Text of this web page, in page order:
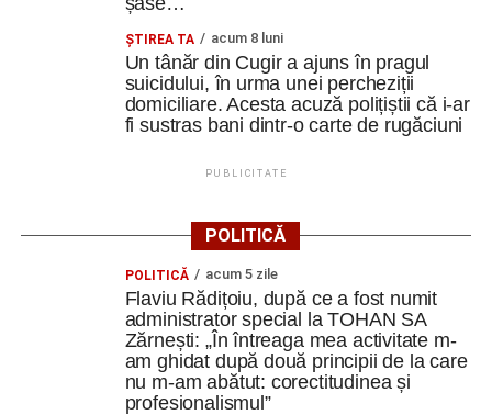
Lăzărescu” Cugir
„Roș-albaștrii”, o nouă victorie în meciurile de
pregătire: Metalurgistul Cugir – FC Inter Sibiu 1-0
ȘTIREA TA acum 8 luni
Un tânăr din Cugir a ajuns în pragul
suicidului, în urma unei percheziții
domiciliare. Acesta acuză polițiștii că i-ar
fi sustras bani dintr-o carte de rugăciuni
PUBLICITATE
POLITICĂ
POLITICĂ acum 5 zile
Flaviu Rădițoiu, după ce a fost numit
administrator special la TOHAN SA
Zărnești: „În întreaga mea activitate m-
am ghidat după două principii de la care
nu m-am abătut: corectitudinea și
profesionalismul”